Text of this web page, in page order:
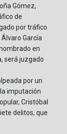
Gómez,
de
por tráfico
García
en
será juzgado
por un
imputación
Cristóbal
delitos, que